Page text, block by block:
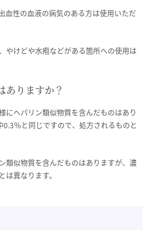
血性の血液の病気のある方は使用いただ
やけどや水疱などがある箇所への使用は
ありますか？
にヘパリン類似物質を含んだものはあり
％と同じですので、処方されるものと
類似物質を含んだものはありますが、濃
異なります。